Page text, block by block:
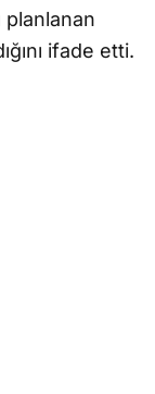
planlanan
ifade etti.